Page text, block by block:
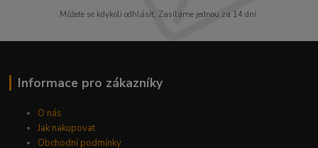
Můžete se kdykoli odhlásit. Zasíláme jednou za 14 dní.
Informace pro zákazníky
O nás
Jak nakupovat
Obchodní podmínky